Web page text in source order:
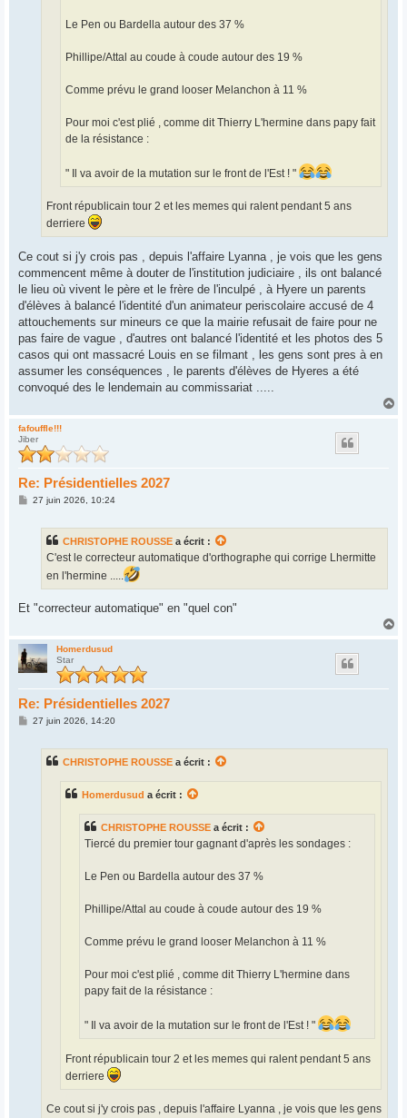
Le Pen ou Bardella autour des 37 %
Phillipe/Attal au coude à coude autour des 19 %
Comme prévu le grand looser Melanchon à 11 %
Pour moi c'est plié , comme dit Thierry L'hermine dans papy fait
de la résistance :
" Il va avoir de la mutation sur le front de l'Est ! "
Front républicain tour 2 et les memes qui ralent pendant 5 ans
derriere
Ce cout si j'y crois pas , depuis l'affaire Lyanna , je vois que les gens
commencent même à douter de l'institution judiciaire , ils ont balancé
le lieu où vivent le père et le frère de l'inculpé , à Hyere un parents
d'élèves à balancé l'identité d'un animateur periscolaire accusé de 4
attouchements sur mineurs ce que la mairie refusait de faire pour ne
pas faire de vague , d'autres ont balancé l'identité et les photos des 5
casos qui ont massacré Louis en se filmant , les gens sont pres à en
assumer les conséquences , le parents d'élèves de Hyeres a été
convoqué des le lendemain au commissariat .....
a
fafouffle!!!
Jiber
Re: Présidentielles 2027
M27 juin 2026, 10:24
CHRISTOPHE ROUSSE a écrit :
C'est le correcteur automatique d'orthographe qui corrige Lhermitte
en l'hermine .....
Et "correcteur automatique" en "quel con"
Homerdusud
Star
Re: Présidentielles 2027
M27 juin 2026, 14:20
CHRISTOPHE ROUSSE a écrit :
Homerdusud a écrit :
CHRISTOPHE ROUSSE a écrit :
Tiercé du premier tour gagnant d'après les sondages :
Le Pen ou Bardella autour des 37 %
Phillipe/Attal au coude à coude autour des 19 %
Comme prévu le grand looser Melanchon à 11 %
Pour moi c'est plié , comme dit Thierry L'hermine dans
papy fait de la résistance :
" Il va avoir de la mutation sur le front de l'Est ! "
Front républicain tour 2 et les memes qui ralent pendant 5 ans
derriere
Ce cout si j'y crois pas , depuis l'affaire Lyanna , je vois que les gens